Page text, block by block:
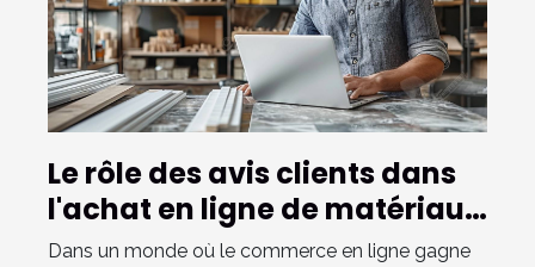
Le rôle des avis clients dans
l'achat en ligne de matériaux
de construction
Dans un monde où le commerce en ligne gagne